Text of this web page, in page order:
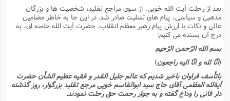
بعد از رحلت آیت الله خویى، از سوى مراجع تقلید، شخصیت ها و بزرگان
مذهبى و سیاسى، پیام هاى تسلیت صادر شد. در این جا به خاطر مضامین
عالى و نکات با ارزش پیام رهبر معظم انقلاب، حضرت آیت الله خامنه اى، به
درج آن بسنده مى کنیم:
بسم الله الرّحمن الرّحیم
انّا لله و انّا الیه راجعون)
باتأسف فراوان باخبر شدیم که عالم جلیل القدر و فقیه عظیم الشأن حضرت
آیةلله العظمى آقاى حاج سید ابوالقاسم خویى مرجع تقلید بزرگوار، روز گذشته
دار فانى را وداع گفته و به جوار رحمت حق رحلت نمودند.